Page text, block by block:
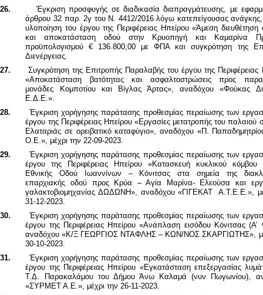
Έγκριση προσφυγής σε διαδικασία διαπραγμάτευσης, με
άρθρου 32 παρ. 2γ του Ν. 4412/2016 λόγω κατεπείγουσας ανάγκης,
υλοποίηση του έργου της Περιφέρειας Ηπείρου «Άμεση διευθέτηση
και αποκατάσταση οδού στην Κρυοπηγή και Καμαρίνα
προϋπολογισμού € 136.800,00 με ΦΠΑ και συγκρότηση της
Διενέργειας.
Συγκρότηση της Επιτροπής Παραλαβής του έργου της Περιφέρειας
«Αποκατάσταση βατότητας και ασφαλτοστρώσεις προς
μονάδες Κομποτίου και Βίγλας Άρτας», αναδόχου «Φούκας
Ε.Δ.Ε.».
Έγκριση χορήγησης παράτασης προθεσμίας περαίωσης των
έργου της Περιφέρειας Ηπείρου «Εργασίες μετατροπής του παλαιού
Ελαταριάς σε ορειβατικό καταφύγιο», αναδόχου «Π.
Ο.Ε.», μέχρι την 22-09-2023.
Έγκριση χορήγησης παράτασης προθεσμίας περαίωσης των
έργου της Περιφέρειας Ηπείρου «Κατασκευή κυκλικού κόμβου
Εθνικής Οδού Ιωαννίνων – Κόνιτσας στα σημεία της
επαρχιακής οδού προς Κρύα – Αγία Μαρίνα- Ελεούσα και
γαλακτοβιομηχανίας ΔΩΔΩΝΗ», αναδόχου «ΓΙΓΕΚΑΤ Α.Τ.Ε.Ε.»,
31-12-2023.
Έγκριση χορήγησης παράτασης προθεσμίας περαίωσης των
έργου της Περιφέρειας Ηπείρου «Ανάπλαση εισόδου Κόνιτσας
αναδόχου «Κ/Ξ ΓΕΩΡΓΙΟΣ ΝΤΑΦΛΗΣ – ΚΩΝ/ΝΟΣ ΣΚΑΡΓΙΩΤΗΣ»,
30-10-2023.
Έγκριση χορήγησης παράτασης προθεσμίας περαίωσης των
έργου της Περιφέρειας Ηπείρου «Εγκατάσταση επεξεργασίας
Τ.Δ. Παρακαλάμου του Δήμου Άνω Καλαμά (νυν Πωγωνίου),
«ΣΥΡΜΕΤ Α.Ε.», μέχρι την 26-11-2023.